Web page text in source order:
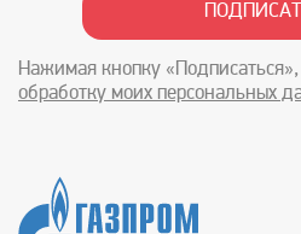
Нажимая кнопку
обработку моих персональных